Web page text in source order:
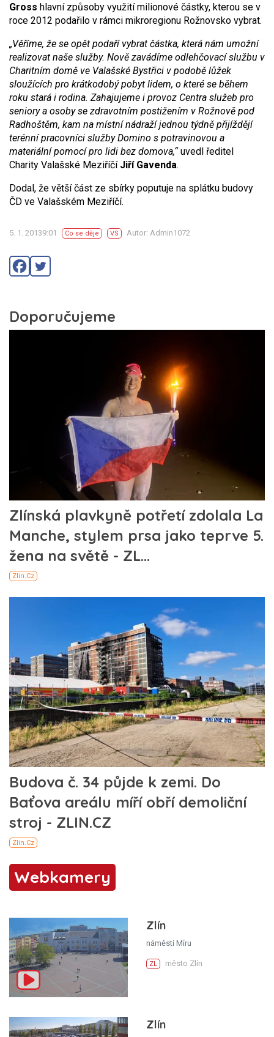
Gross hlavní způsoby využití milionové částky, kterou se v
roce 2012 podařilo v rámci mikroregionu Rožnovsko vybrat.
„Věříme, že se opět podaří vybrat částka, která nám umožní
realizovat naše služby. Nově zavádíme odlehčovací službu v
Charitním domě ve Valašské Bystřici v podobě lůžek
sloužících pro krátkodobý pobyt lidem, o které se během
roku stará i rodina. Zahajujeme i provoz Centra služeb pro
seniory a osoby se zdravotním postižením v Rožnově pod
Radhoštěm, kam na místní nádraží jednou týdně přijíždějí
terénní pracovníci služby Domino s potravinovou a
materiální pomocí pro lidi bez domova,“uvedl ředitel
Charity Valašské Meziříčí Jiří Gavenda.
Dodal, že větší část ze sbírky poputuje na splátku budovy
ČD ve Valašském Meziříčí.
5. 1. 20139:01 Co se děje VS Autor: Admin1072
Webkamery
Zlín
náměstí Míru
ZL město Zlín
Zlín